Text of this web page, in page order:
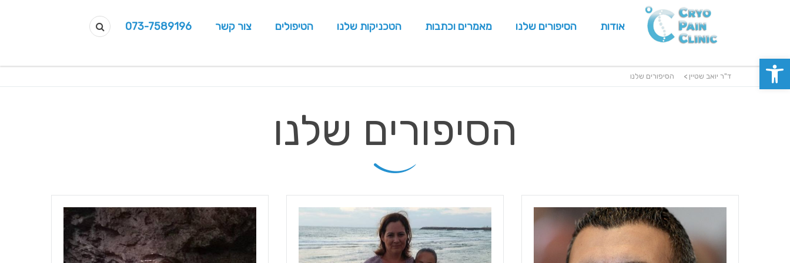
פתח סרגל נגישות
073-7589196 צור קשר הטיפולים הטכניקות שלנו מאמרים וכתבות הסיפורים שלנו אודות
ד"ר יואב שטיין > הסיפורים שלנו
הסיפורים שלנו